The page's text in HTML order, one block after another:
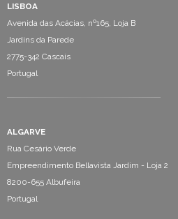
LISBOA
Avenida das Acácias, nº165, Loja B
Jardins da Parede
2775-342 Cascais
Portugal
ALGARVE
Rua Cesário Verde
Empreendimento Bellavista Jardim - Loja 2
8200-655 Albufeira
Portugal